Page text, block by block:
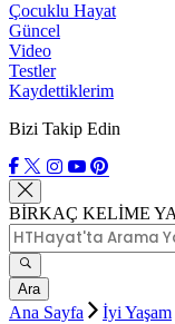
Çocuklu Hayat
Güncel
Video
Testler
Kaydettiklerim
Bizi Takip Edin
BİRKAÇ KELİME
Ara
Ana Sayfa İyi Yaşam